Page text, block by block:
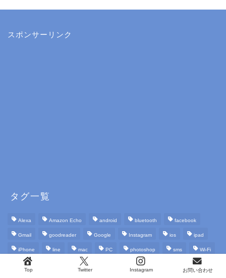
スポンサーリンク
タグ一覧
Alexa Amazon Echo android bluetooth facebook
Gmail goodreader Google Instagram ios ipad
iPhone line mac PC photoshop sms Wi-Fi
windows アレクサ インスタグラム
Top Twitter Instagram お問い合わせ